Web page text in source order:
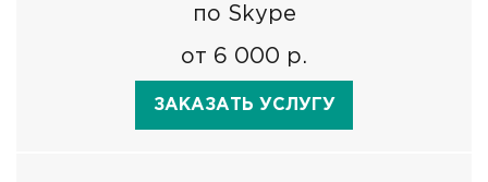
по Skype
от 6 000 р.
ЗАКАЗАТЬ УСЛУГУ